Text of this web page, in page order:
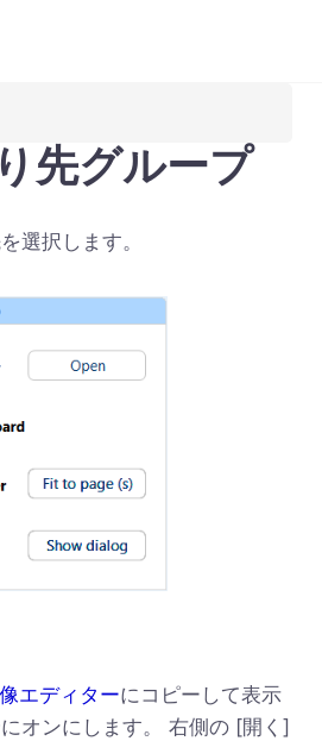
先グループ
選択します。
エディターにコピーして表示
オンにします。 右側の [開く]